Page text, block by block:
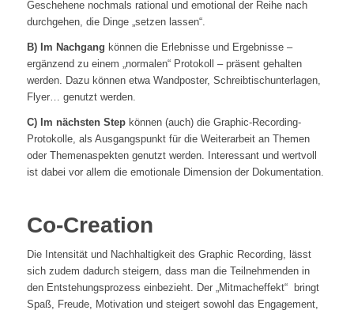
Geschehene nochmals rational und emotional der Reihe nach
durchgehen, die Dinge „setzen lassen“.
B) Im Nachgang können die Erlebnisse und Ergebnisse –
ergänzend zu einem „normalen“ Protokoll – präsent gehalten
werden. Dazu können etwa Wandposter, Schreibtischunterlagen,
Flyer… genutzt werden.
C) Im nächsten Stepkönnen (auch) die Graphic-Recording-
Protokolle, als Ausgangspunkt für die Weiterarbeit an Themen
oder Themenaspekten genutzt werden. Interessant und wertvoll
ist dabei vor allem die emotionale Dimension der Dokumentation.
Co-Creation
Die Intensität und Nachhaltigkeit des Graphic Recording, lässt
sich zudem dadurch steigern, dass man die Teilnehmenden in
den Entstehungsprozess einbezieht. Der „Mitmacheffekt“ bringt
Spaß, Freude, Motivation und steigert sowohl das Engagement,